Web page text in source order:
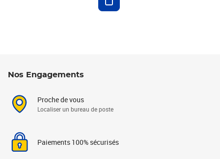
Nos Engagements
Proche de vous
Localiser un bureau de poste
Paiements 100% sécurisés